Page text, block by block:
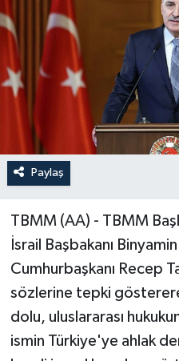
Paylaş
TBMM (AA) - TBMM
İsrail Başbakanı
Cumhurbaşkanı Recep
sözlerine tepki
dolu, uluslararası
ismin Türkiye'ye ahlak